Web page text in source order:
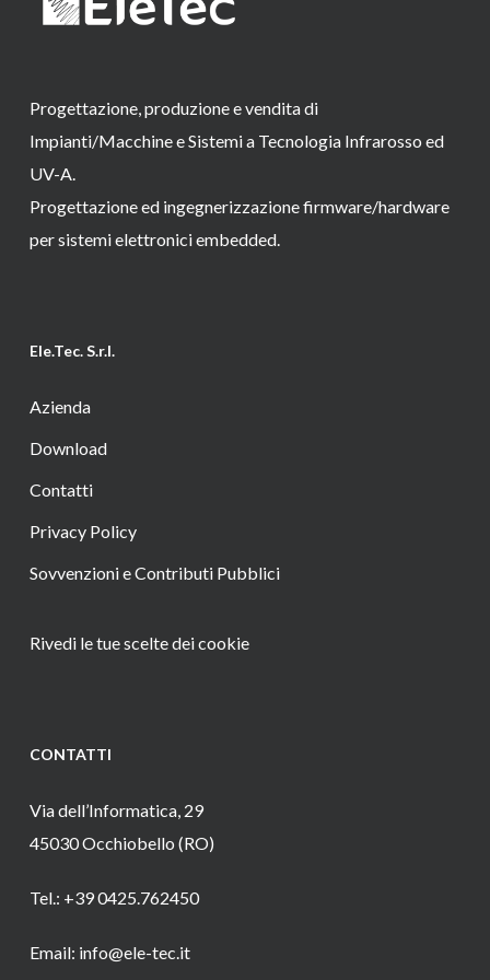
Progettazione, produzione e vendita di
Impianti/Macchine e Sistemi a Tecnologia Infrarosso ed
UV-A.
Progettazione ed ingegnerizzazione firmware/hardware
per sistemi elettronici embedded.
Ele.Tec. S.r.l.
Azienda
Download
Contatti
Privacy Policy
Sovvenzioni e Contributi Pubblici
Rivedi le tue scelte dei cookie
CONTATTI
Via dell’Informatica, 29
45030 Occhiobello (RO)
Tel.: +39 0425.762450
Email: info@ele-tec.it